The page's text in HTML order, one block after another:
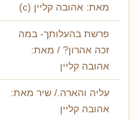
מאת: אהובה קליין (c)
פרשת בהעלותך- במה
זכה אהרון? / מאת:
אהובה קליין
עליה והארה./ שיר מאת:
אהובה קליין